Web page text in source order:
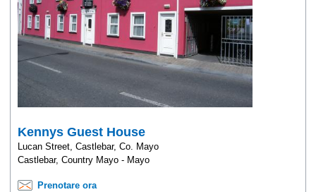
Kennys Guest House
Lucan Street, Castlebar, Co. Mayo
Castlebar, Country Mayo - Mayo
Prenotare ora